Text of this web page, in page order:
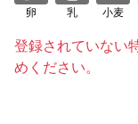
卵 乳 小麦
登録されていない
めください。